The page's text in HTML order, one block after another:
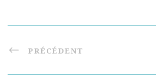
PRÉCÉDENT